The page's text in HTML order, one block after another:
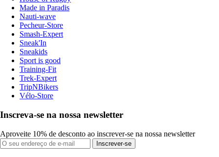
Made in Paradis
Nauti-wave
Pecheur-Store
Smash-Expert
Sneak'In
Sneakids
Sport is good
Training-Fit
Trek-Expert
TripNBikers
Vélo-Store
Inscreva-se na nossa newsletter
Aproveite 10% de desconto ao inscrever-se na nossa newsletter
Inscrever-se